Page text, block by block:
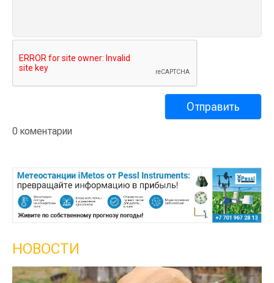
0 коментарии
НОВОСТИ